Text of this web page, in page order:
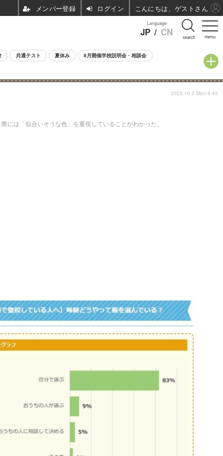
menu
Language
JP / CN search
共通テスト 夏休み 8月開催学校説明会・相談会
は「似合いそうな色」を重視していることがわかった。
2023.10.2 Mon 9:45
ログイン こんにちは、ゲストさん